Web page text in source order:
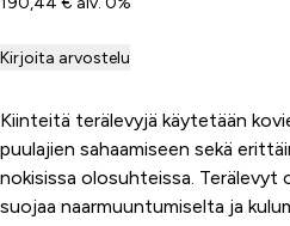
Kirjoita arvostelu
Kiinteitä terälevyjä käytetään
puulajien sahaamiseen sekä
nokisissa olosuhteissa. Terälevyt
suojaa naarmuuntumiselta ja